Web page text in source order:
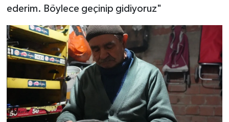
ederim. Böylece geçinip gidiyoruz"